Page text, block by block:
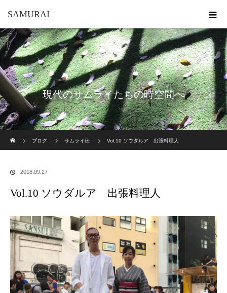
SAMURAI
現代のサムライたちの時空間へ
ブログ
サムライ伝 Vol.10 ソウダルア 出張料理人
2018.09.27
Vol.10 ソウダルア 出張料理人